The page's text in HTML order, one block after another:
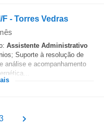
- Torres Vedras
Assistente Administrativo
Suporte à resolução de
análise e acompanhamento